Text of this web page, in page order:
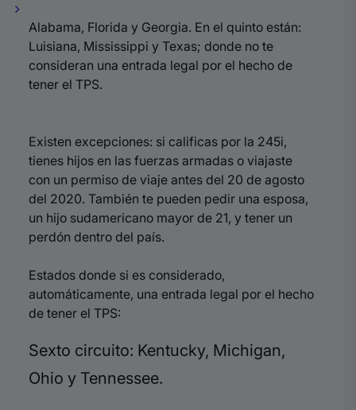
Alabama, Florida y Georgia. En el quinto están:
Luisiana, Mississippi y Texas; donde no te
consideran una entrada legal por el hecho de
tener el TPS.
Existen excepciones: si calificas por la 245i,
tienes hijos en las fuerzas armadas o viajaste
con un permiso de viaje antes del 20 de agosto
del 2020. También te pueden pedir una esposa,
un hijo sudamericano mayor de 21, y tener un
perdón dentro del país.
Estados donde si es considerado,
automáticamente, una entrada legal por el hecho
de tener el TPS:
Sexto circuito: Kentucky, Michigan,
Ohio y Tennessee.